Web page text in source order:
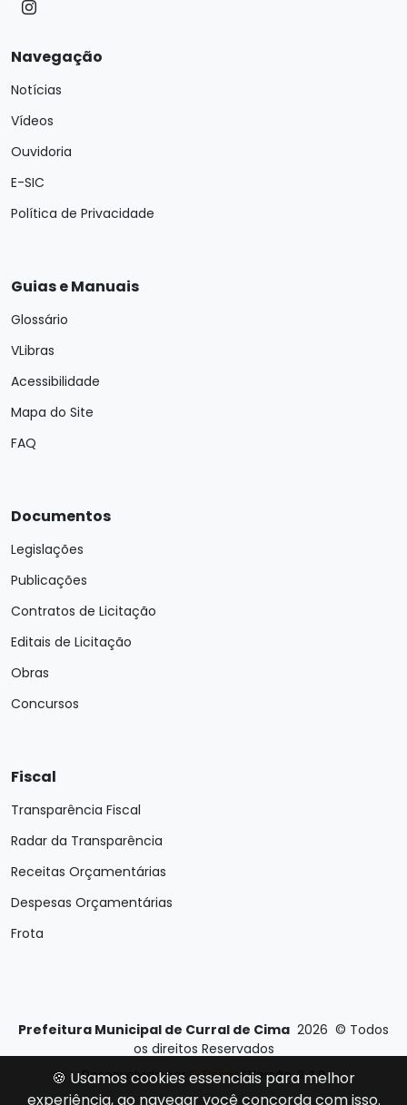
Navegação
Notícias
Vídeos
Ouvidoria
E-SIC
Política de Privacidade
Guias e Manuais
Glossário
VLibras
Acessibilidade
Mapa do Site
FAQ
Documentos
Legislações
Publicações
Contratos de Licitação
Editais de Licitação
Obras
Concursos
Fiscal
Transparência Fiscal
Radar da Transparência
Receitas Orçamentárias
Despesas Orçamentárias
Frota
Prefeitura Municipal de Curral de Cima 2026 © Todos
os direitos Reservados
Desenvolvido por E-Ticons| Versão: 2.4.0
🍪 Usamos cookies essenciais para melhor
experiência, ao navegar você concorda com isso.